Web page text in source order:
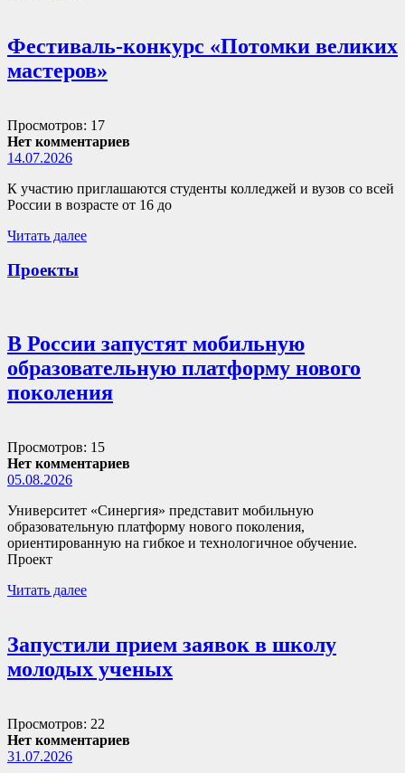
Фестиваль-конкурс «Потомки великих
мастеров»
Просмотров: 17
Нет комментариев
14.07.2026
К участию приглашаются студенты колледжей и вузов со всей
России в возрасте от 16 до
Читать далее
Проекты
В России запустят мобильную
образовательную платформу нового
поколения
Просмотров: 15
Нет комментариев
05.08.2026
Университет «Синергия» представит мобильную
образовательную платформу нового поколения,
ориентированную на гибкое и технологичное обучение.
Проект
Читать далее
Запустили прием заявок в школу
молодых ученых
Просмотров: 22
Нет комментариев
31.07.2026